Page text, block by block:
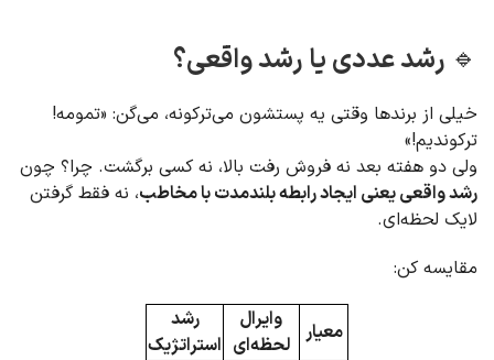
🔹 رشد عددی یا رشد واقعی؟
خیلی از برندها وقتی یه پستشون می‌ترکونه، می‌گن: «تمومه!
ترکوندیم!»
ولی دو هفته بعد نه فروش رفت بالا، نه کسی برگشت. چرا؟ چون
رشد واقعی یعنی ایجاد رابطه بلندمدت با مخاطب، نه فقط گرفتن
لایک لحظه‌ای.
مقایسه کن:
معیار
وایرال
لحظه‌ای
رشد
استراتژیک